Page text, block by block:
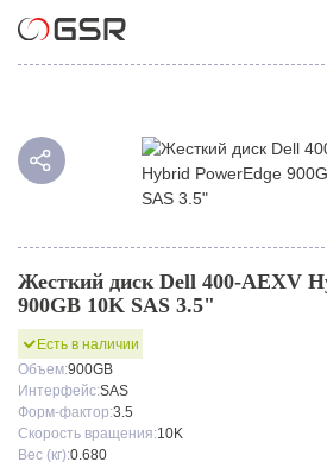
Жесткий диск Dell 400-AEXV
900GB 10K SAS 3.5"
Есть в наличии
Объем:900GB
Интерфейс:SAS
Форм-фактор:3.5
Скорость вращения:10K
Вес (кг):0.680